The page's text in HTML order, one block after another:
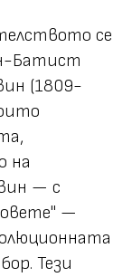
се
Батист
(1809-
на
— с
—
Тези